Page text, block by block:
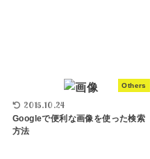
Others
2015.10.24
Googleで便利な画像を使った検索
方法